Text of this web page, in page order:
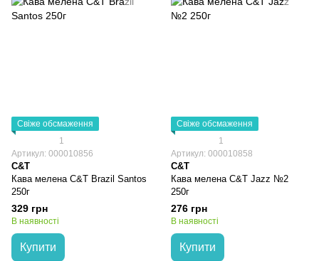
Свіже обсмаження
1
Артикул: 000010856
C&T
Кава мелена C&T Brazil Santos
250г
329 грн
В наявності
Купити
Свіже обсмаження
1
Артикул: 000010858
C&T
Кава мелена C&T Jazz №2
250г
276 грн
В наявності
Купити